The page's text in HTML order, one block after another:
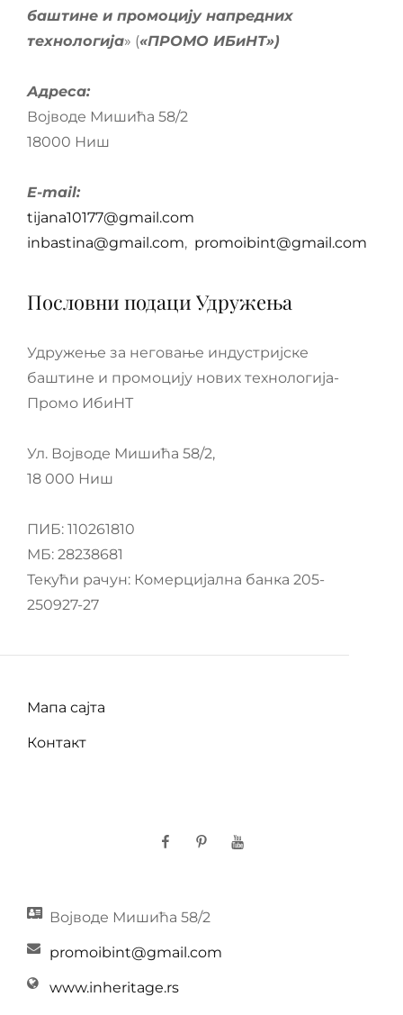
баштине и промоцију напредних
технологија» («ПРОМО ИБиНТ»)
Адреса:
Војводе Мишића 58/2
18000 Ниш
E-mail:
tijana10177@gmail.com
inbastina@gmail.com, promoibint@gmail.com
Пословни подаци Удружења
Удружење за неговање индустријске
баштине и промоцију нових технологија-
Промо ИбиНТ
Ул. Војводе Мишића 58/2,
18 000 Ниш
ПИБ: 110261810
МБ: 28238681
Текући рачун: Комерцијална банка 205-
250927-27
Мапа сајта
Контакт
FacebookPinterestYouTube
Војводе Мишића 58/2
promoibint@gmail.com
www.inheritage.rs